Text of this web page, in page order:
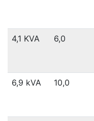
4,1 KVA
6,0
6,9 kVA
10,0